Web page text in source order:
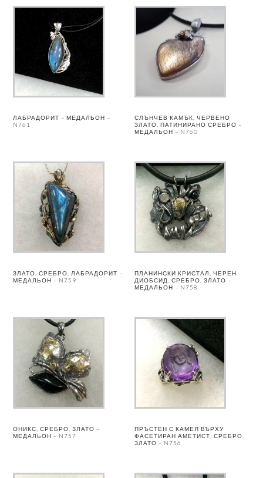
ЛАБРАДОРИТ – МЕДАЛЬОН –
N761
СЛЪНЧЕВ КАМЪК, ЧЕРВЕНО
ЗЛАТО, ПАТИНИРАНО СРЕБРО –
МЕДАЛЬОН – N760
ЗЛАТО, СРЕБРО, ЛАБРАДОРИТ –
МЕДАЛЬОН – N759
ПЛАНИНСКИ КРИСТАЛ, ЧЕРЕН
ДИОБСИД, СРЕБРО, ЗЛАТО –
МЕДАЛЬОН – N758
ОНИКС, СРЕБРО, ЗЛАТО –
МЕДАЛЬОН – N757
ПРЪСТЕН С КАМЕЯ ВЪРХУ
ФАСЕТИРАН АМЕТИСТ, СРЕБРО,
ЗЛАТО – N756